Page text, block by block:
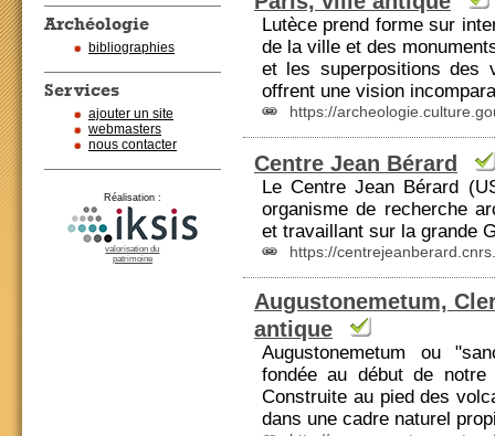
Archéologie
bibliographies
Services
ajouter un site
webmasters
nous contacter
Réalisation :
valorisation du
patrimoine
Lutèce prend forme sur
de la ville et des
et les superpositions des
offrent une vision
https://
Centre Jean Bérard
Le Centre Jean Bérard
organisme de recherche
et travaillant sur la grande
https://
Augustonemetum,
antique
Augustonemetum ou
fondée au début de
Construite au pied des
dans une cadre naturel